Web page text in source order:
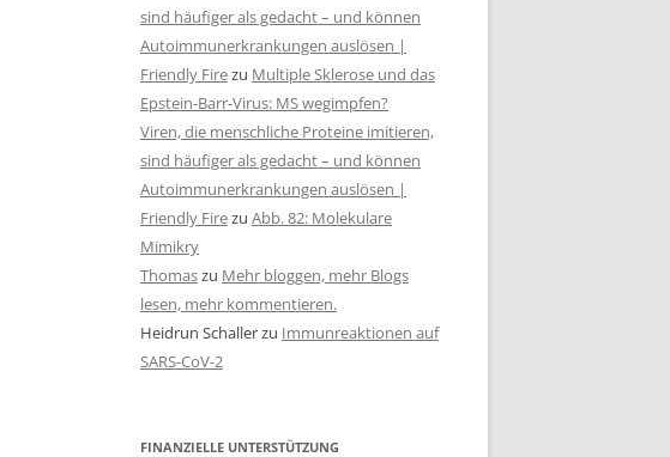
sind häufiger als gedacht – und können
Autoimmunerkrankungen auslösen |
Friendly Firezu Multiple Sklerose und das
Epstein-Barr-Virus: MS wegimpfen?
Viren, die menschliche Proteine imitieren,
sind häufiger als gedacht – und können
Autoimmunerkrankungen auslösen |
Friendly Firezu Abb. 82: Molekulare
Mimikry
Thomaszu Mehr bloggen, mehr Blogs
lesen, mehr kommentieren.
Heidrun Schallerzu Immunreaktionen auf
SARS-CoV-2
FINANZIELLE UNTERSTÜTZUNG